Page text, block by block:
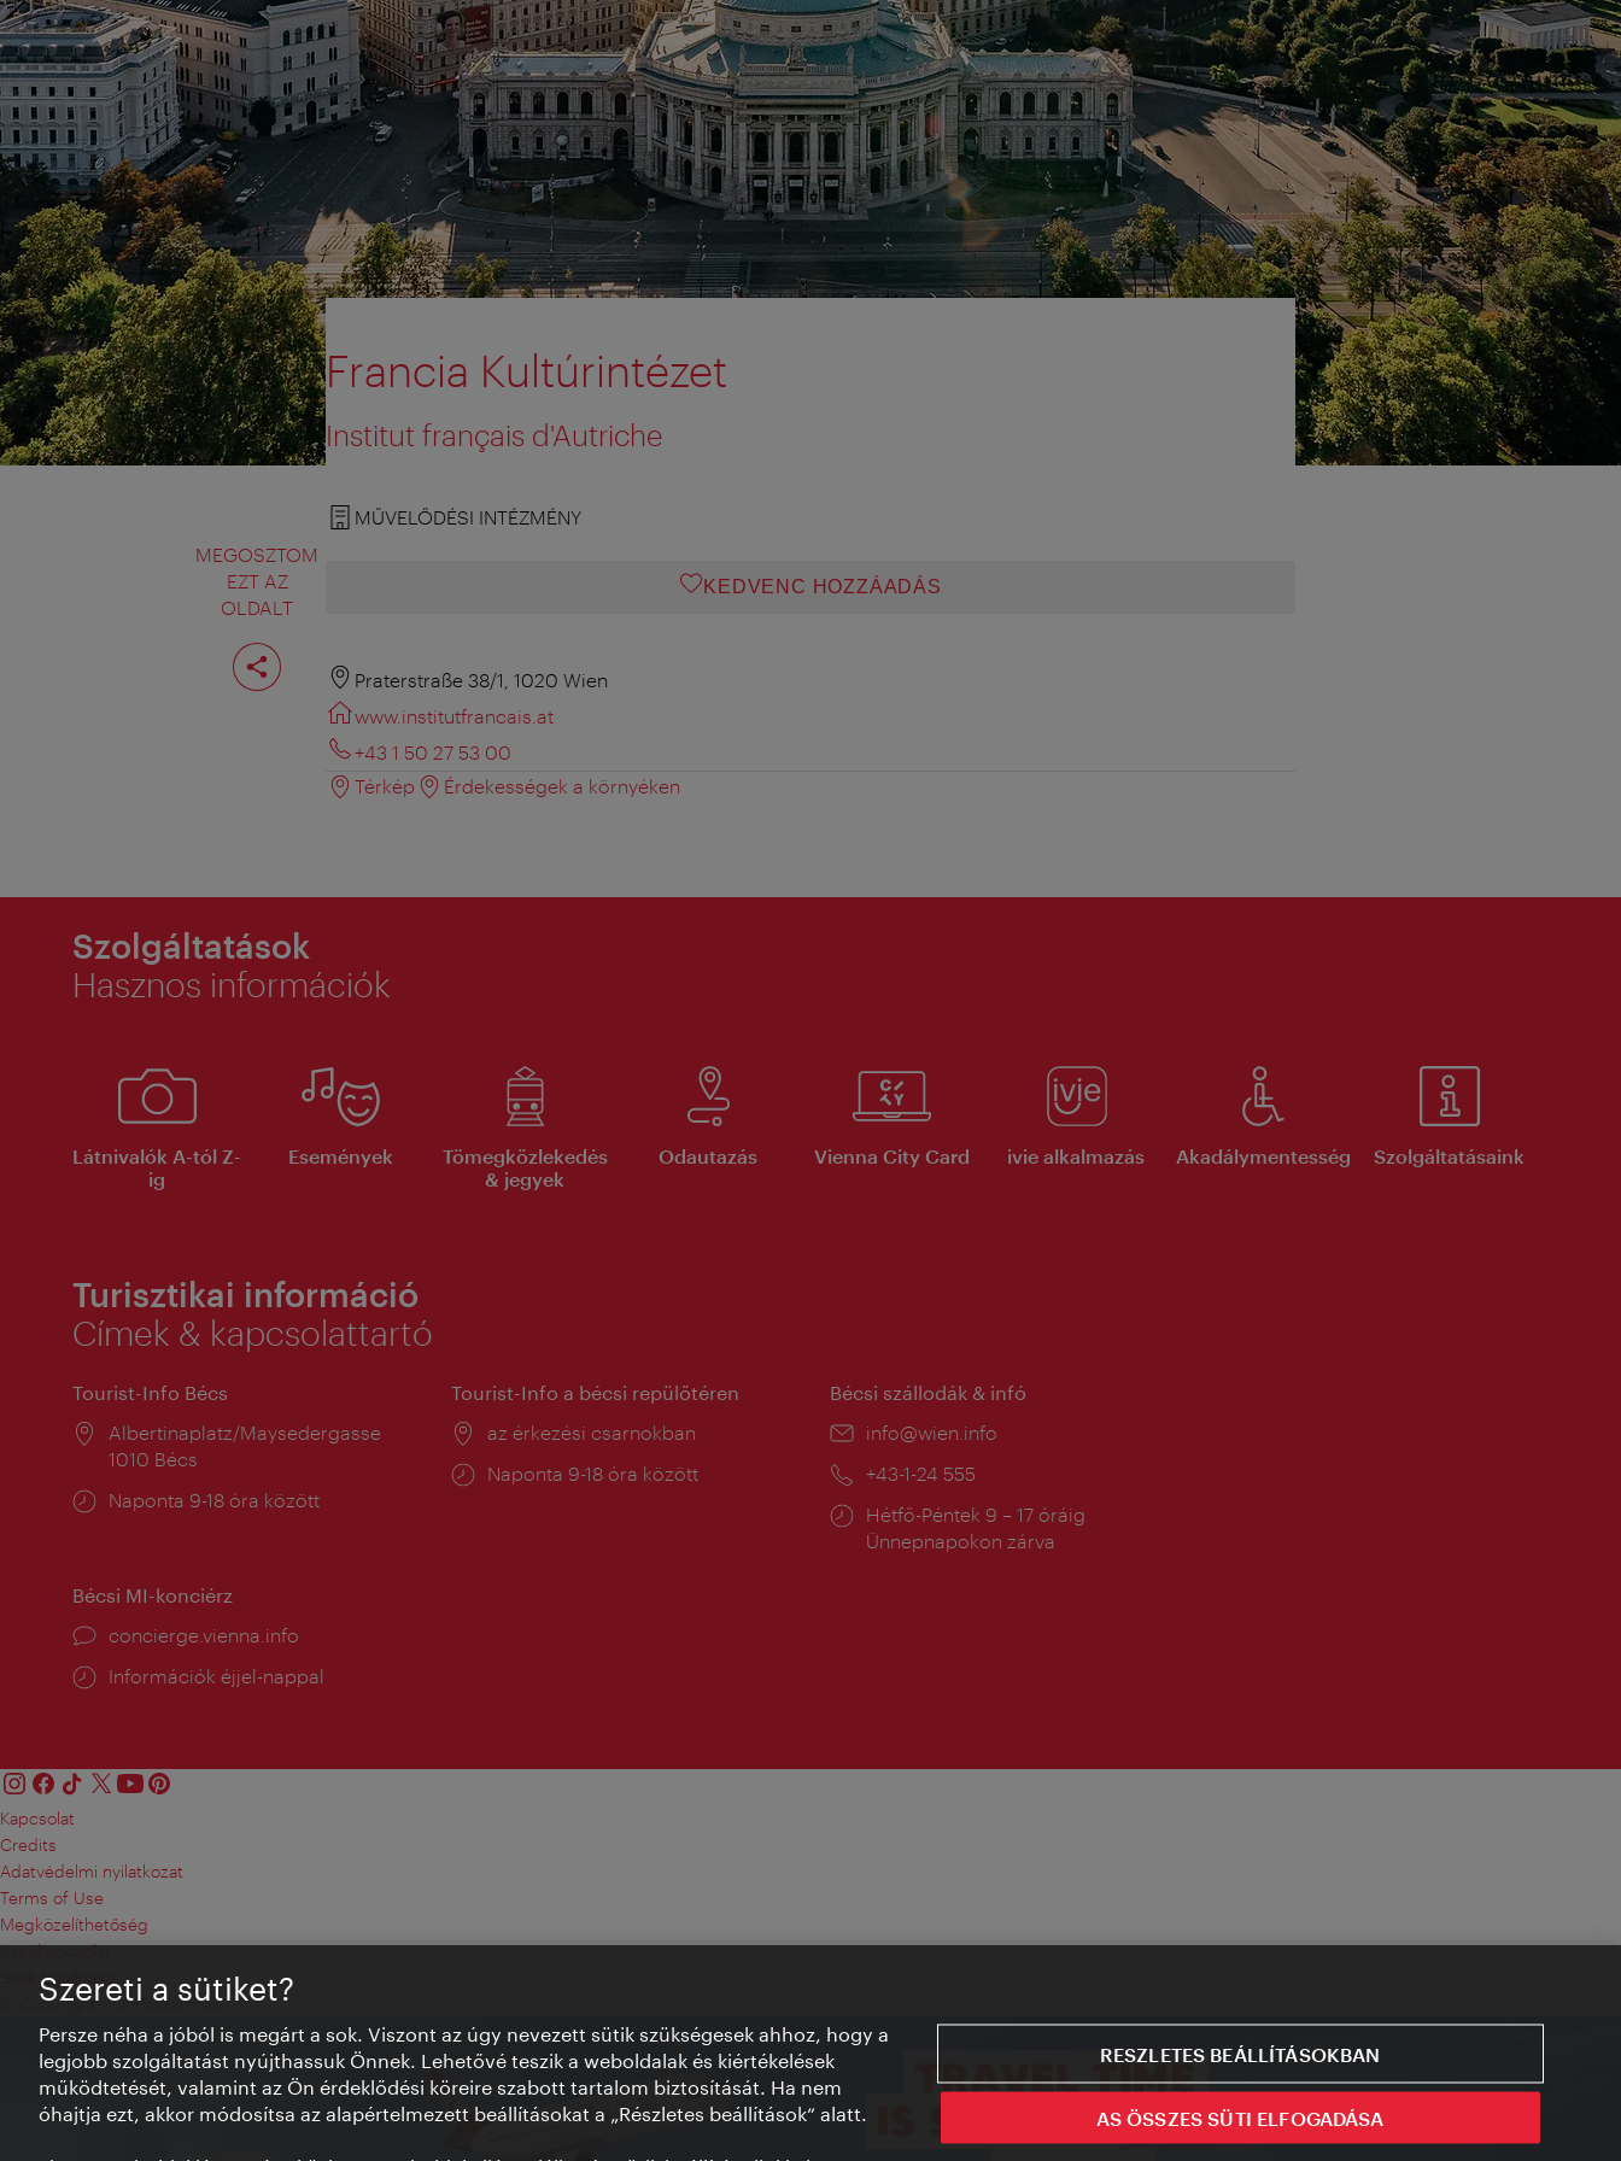
MEGOSZTOM
EZT AZ
OLDALT
Oldal
megosztása
Francia Kultúrintézet
Institut français d'Autriche
MŰVELŐDÉSI INTÉZMÉNY
KEDVENC HOZZÁADÁS
Praterstraße 38/1, 1020 Wien
www.institutfrancais.at
+43 1 50 27 53 00
Térkép
Érdekességek a környéken
Szolgáltatások
Hasznos információk
Látnivalók A-tól Z-
ig
Események
Tömegközlekedés
& jegyek
Odautazás Vienna City Card ivie alkalmazás Akadálymentesség Szolgáltatásaink
Turisztikai információ
Címek & kapcsolattartó
Tourist-Info Bécs
Helyszín:
Albertinaplatz/Maysedergasse
1010 Bécs
Nyitva
Naponta 9-18 óra között
Tourist-Info a bécsi repülőtéren
Helyszín:
az érkezési csarnokban
Nyitva
Naponta 9-18 óra között
Bécsi szállodák & infó
E-
info@wien.info
Telefon:
+43-1-24 555
Nyitva
tartás:
Hétfő-Péntek 9 – 17 óráig
Ünnepnapokon zárva
Bécsi MI-konciérz
concierge.vienna.info
Információk éjjel-nappal
Kapcsolat
Credits
Adatvédelmi nyilatkozat
Terms of Use
Megközelíthetőség
Sajtókapcsolat
Sütik beállítása
© Copyright WienTourismus
Szereti a sütiket?
Persze néha a jóból is megárt a sok. Viszont az úgy nevezett sütik szükségesek ahhoz, hogy a
legjobb szolgáltatást nyújthassuk Önnek. Lehetővé teszik a weboldalak és kiértékelések
működtetését, valamint az Ön érdeklődési köreire szabott tartalom biztosítását. Ha nem
óhajtja ezt, akkor módosítsa az alapértelmezett beállításokat a „Részletes beállítások“ alatt.
RESZLETES BEÁLLÍTÁSOKBAN
AS ÖSSZES SÜTI ELFOGADÁSA